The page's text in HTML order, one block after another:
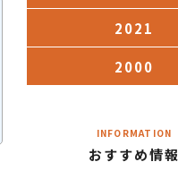
2021
2000
INFORMATION
おすすめ情報